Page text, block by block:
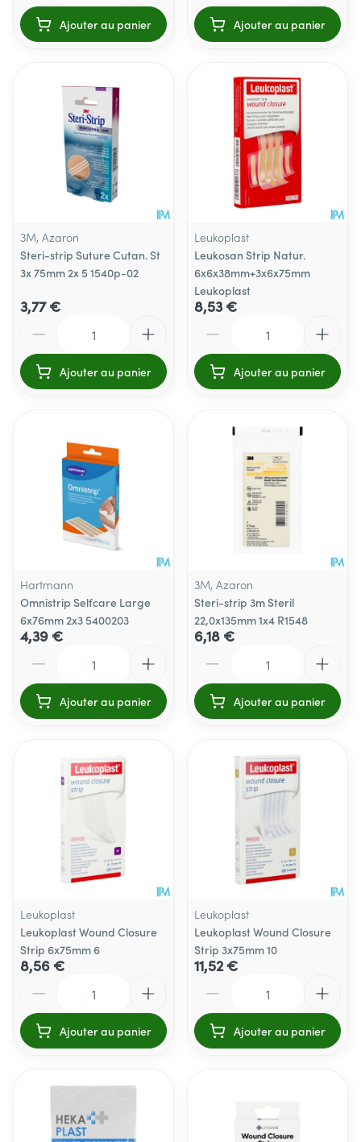
Ajouter au panier Ajouter au panier
3M, Azaron
Steri-strip Suture Cutan. St
3x 75mm 2x 5 1540p-02
3,77 €
Ajouter au panier
Leukoplast
Leukosan Strip Natur.
6x6x38mm+3x6x75mm
Leukoplast
8,53 €
Ajouter au panier
Hartmann
Omnistrip Selfcare Large
6x76mm 2x3 5400203
4,39 €
Ajouter au panier
3M, Azaron
Steri-strip 3m Steril
22,0x135mm 1x4 R1548
6,18 €
Ajouter au panier
Leukoplast
Leukoplast Wound Closure
Strip 6x75mm 6
8,56 €
Ajouter au panier
Leukoplast
Leukoplast Wound Closure
Strip 3x75mm 10
11,52 €
Ajouter au panier